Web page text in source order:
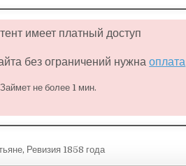
имеет платный доступ
без ограничений нужнаоплата
Займет не более 1 мин.
, Ревизия 1858 года